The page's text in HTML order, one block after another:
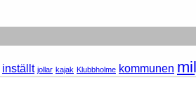
inställt jollar kajak Klubbholme kommunen